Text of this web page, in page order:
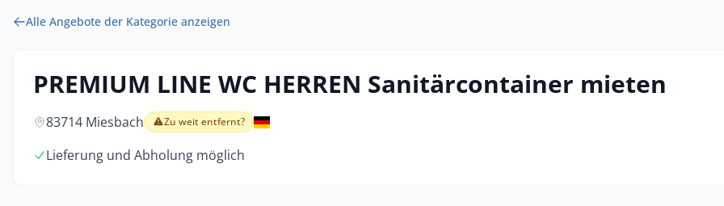
Alle Angebote der Kategorie anzeigen
PREMIUM LINE WC HERREN Sanitärcontainer mieten
83714 Miesbach Zu weit entfernt?
Lieferung und Abholung möglich